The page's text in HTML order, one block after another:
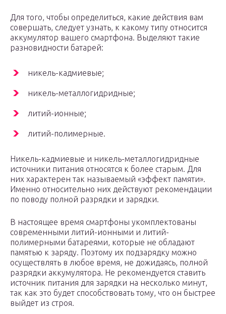
Для того, чтобы определиться, какие действия вам
совершать, следует узнать, к какому типу относится
аккумулятор вашего смартфона. Выделяют такие
разновидности батарей:
никель-кадмиевые;
никель-металлогидридные;
литий-ионные;
литий-полимерные.
Никель-кадмиевые и никель-металлогидридные
источники питания относятся к более старым. Для
них характерен так называемый «эффект памяти».
Именно относительно них действуют рекомендации
по поводу полной разрядки и зарядки.
В настоящее время смартфоны укомплектованы
современными литий-ионными и литий-
полимерными батареями, которые не обладают
памятью к заряду. Поэтому их подзарядку можно
осуществлять в любое время, не дожидаясь, полной
разрядки аккумулятора. Не рекомендуется ставить
источник питания для зарядки на несколько минут,
так как это будет способствовать тому, что он быстрее
выйдет из строя.